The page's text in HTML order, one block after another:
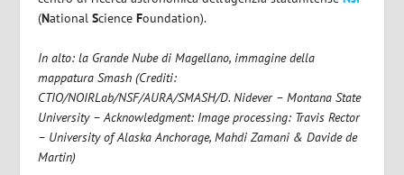
(NationalScienceFoundation).
In alto: la Grande Nube di Magellano, immagine della
mappatura Smash (Crediti:
CTIO/NOIRLab/NSF/AURA/SMASH/D. Nidever – Montana State
University – Acknowledgment: Image processing: Travis Rector
– University of Alaska Anchorage, Mahdi Zamani & Davide de
Martin)